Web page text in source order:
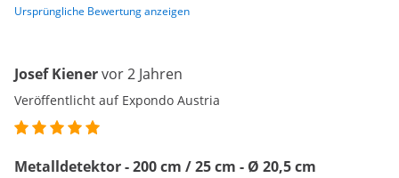
Ursprüngliche Bewertung anzeigen
Josef Kienervor 2 Jahren
Veröffentlicht auf Expondo Austria
Metalldetektor - 200 cm / 25 cm - Ø 20,5 cm